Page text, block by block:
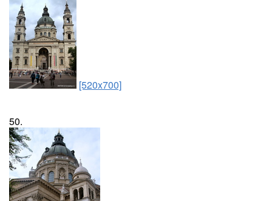
[520x700]
50.